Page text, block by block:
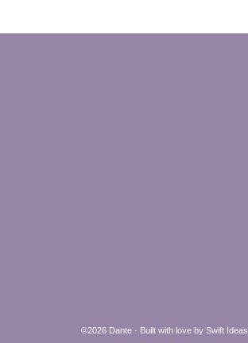
©2026 Dante · Built with love by Swift Ideas